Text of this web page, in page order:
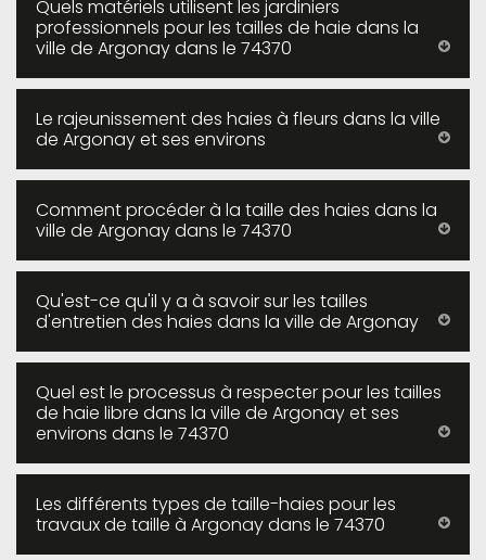
Quels matériels utilisent les jardiniers
professionnels pour les tailles de haie dans la
ville de Argonay dans le 74370
Le rajeunissement des haies à fleurs dans la ville
de Argonay et ses environs
Comment procéder à la taille des haies dans la
ville de Argonay dans le 74370
Qu'est-ce qu'il y a à savoir sur les tailles
d'entretien des haies dans la ville de Argonay
Quel est le processus à respecter pour les tailles
de haie libre dans la ville de Argonay et ses
environs dans le 74370
Les différents types de taille-haies pour les
travaux de taille à Argonay dans le 74370